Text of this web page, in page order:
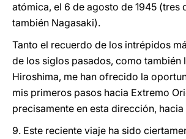
atómica, el 6 de agosto de 1945 (tres
también Nagasaki).
Tanto el recuerdo de los intrépidos
de los siglos pasados, como también
Hiroshima, me han ofrecido la
mis primeros pasos hacia Extremo
precisamente en esta dirección,
9. Este reciente viaje ha sido